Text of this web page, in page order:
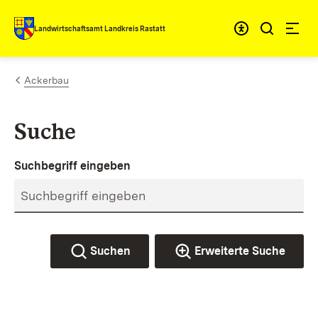
Zum Inhalt springen
Landwirtschaftsamt Landkreis Rastatt
Ackerbau
Suche
Suchbegriff eingeben
Suchen Erweiterte Suche